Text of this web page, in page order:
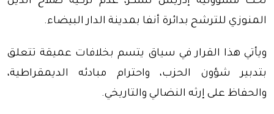
المنوزي للترشح بدائرة أنفا بمدينة الدار البيضاء.
ويأتي هذا القرار في سياق يتسم بخلافات عميقة تتعلق
بتدبير شؤون الحزب، واحترام مبادئه الديمقراطية،
والحفاظ على إرثه النضالي والتاريخي.